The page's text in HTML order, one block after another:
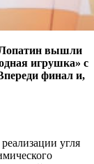
Лопатин вышли
игрушка» с
финал и,
угля